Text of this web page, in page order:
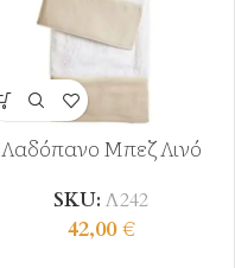
Λαδόπανο Μπεζ Λινό
SKU: Λ242
42,00€